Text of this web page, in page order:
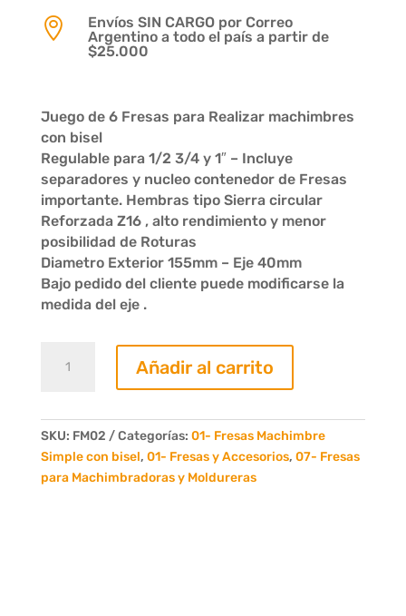

Envíos SIN CARGO por Correo
Argentino a todo el país a partir de
$25.000
Juego de 6 Fresas para Realizar machimbres
con bisel
Regulable para 1/2 3/4 y 1″ – Incluye
separadores y nucleo contenedor de Fresas
importante. Hembras tipo Sierra circular
Reforzada Z16 , alto rendimiento y menor
posibilidad de Roturas
Diametro Exterior 155mm – Eje 40mm
Bajo pedido del cliente puede modificarse la
medida del eje .
Machimbre
Simple
con
Añadir al carrito
SKU: FM02 Categorías: 01- Fresas Machimbre
Simple con bisel, 01- Fresas y Accesorios, 07- Fresas
para Machimbradoras y Moldureras